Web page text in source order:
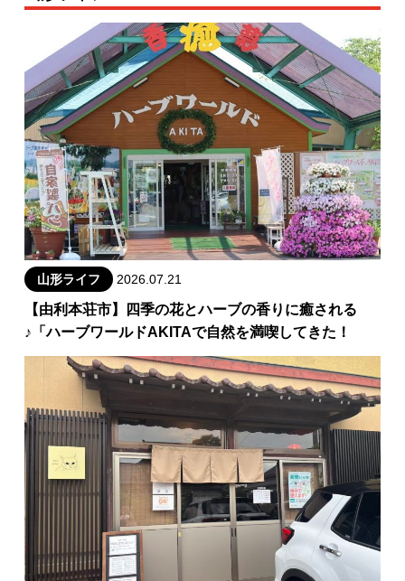
山形ライフ 2026.07.21
【由利本荘市】四季の花とハーブの香りに癒される
♪「ハーブワールドAKITAで自然を満喫してきた！